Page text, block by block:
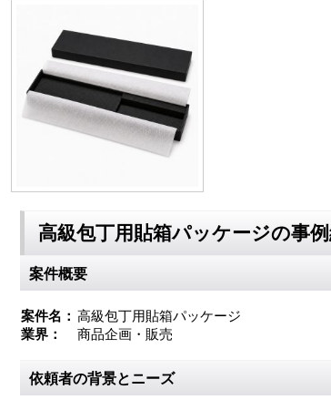
高級包丁用貼箱パッケージの事
案件概要
案件名： 高級包丁用貼箱パッケージ
業界：
商品企画・販売
依頼者の背景とニーズ